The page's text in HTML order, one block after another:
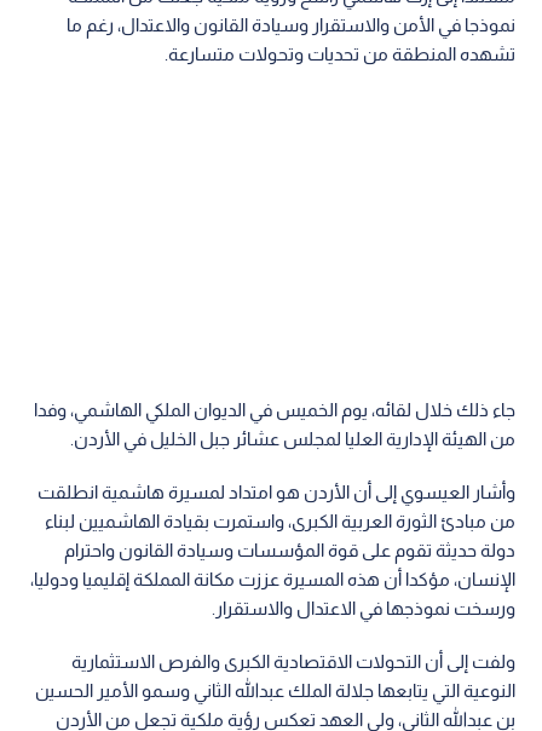
نموذجا في الأمن والاستقرار وسيادة القانون والاعتدال، رغم ما
تشهده المنطقة من تحديات وتحولات متسارعة.
جاء ذلك خلال لقائه، يوم الخميس في الديوان الملكي الهاشمي، وفدا
من الهيئة الإدارية العليا لمجلس عشائر جبل الخليل في الأردن.
وأشار العيسوي إلى أن الأردن هو امتداد لمسيرة هاشمية انطلقت
من مبادئ الثورة العربية الكبرى، واستمرت بقيادة الهاشميين لبناء
دولة حديثة تقوم على قوة المؤسسات وسيادة القانون واحترام
الإنسان، مؤكدا أن هذه المسيرة عززت مكانة المملكة إقليميا ودوليا،
ورسخت نموذجها في الاعتدال والاستقرار.
ولفت إلى أن التحولات الاقتصادية الكبرى والفرص الاستثمارية
النوعية التي يتابعها جلالة الملك عبدالله الثاني وسمو الأمير الحسين
بن عبدالله الثاني، ولي العهد تعكس رؤية ملكية تجعل من الأردن